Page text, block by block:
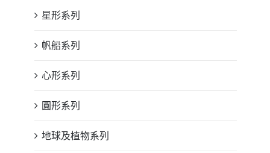
星形系列
帆船系列
心形系列
圓形系列
地球及植物系列